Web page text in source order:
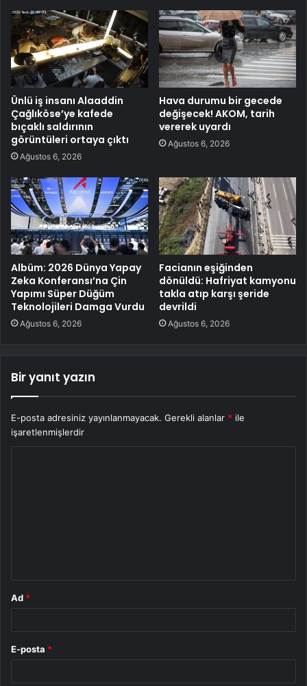
Ünlü iş insanı Alaaddin
Çağlıköse’ye kafede
bıçaklı saldırının
görüntüleri ortaya çıktı
Ağustos 6, 2026
Hava durumu bir gecede
değişecek! AKOM, tarih
vererek uyardı
Ağustos 6, 2026
Albüm: 2026 Dünya Yapay
Zeka Konferansı’na Çin
Yapımı Süper Düğüm
Teknolojileri Damga Vurdu
Ağustos 6, 2026
Facianın eşiğinden
dönüldü: Hafriyat kamyonu
takla atıp karşı şeride
devrildi
Ağustos 6, 2026
Bir yanıt yazın
E-posta adresiniz yayınlanmayacak. Gerekli alanlar * ile
işaretlenmişlerdir
Ad *
E-posta *